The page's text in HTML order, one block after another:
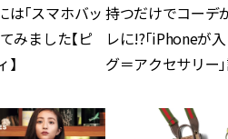
「スマホバッ
みました【ピ
持つだけでコーデ
レに!?「iPhoneが
グ＝アクセサリー